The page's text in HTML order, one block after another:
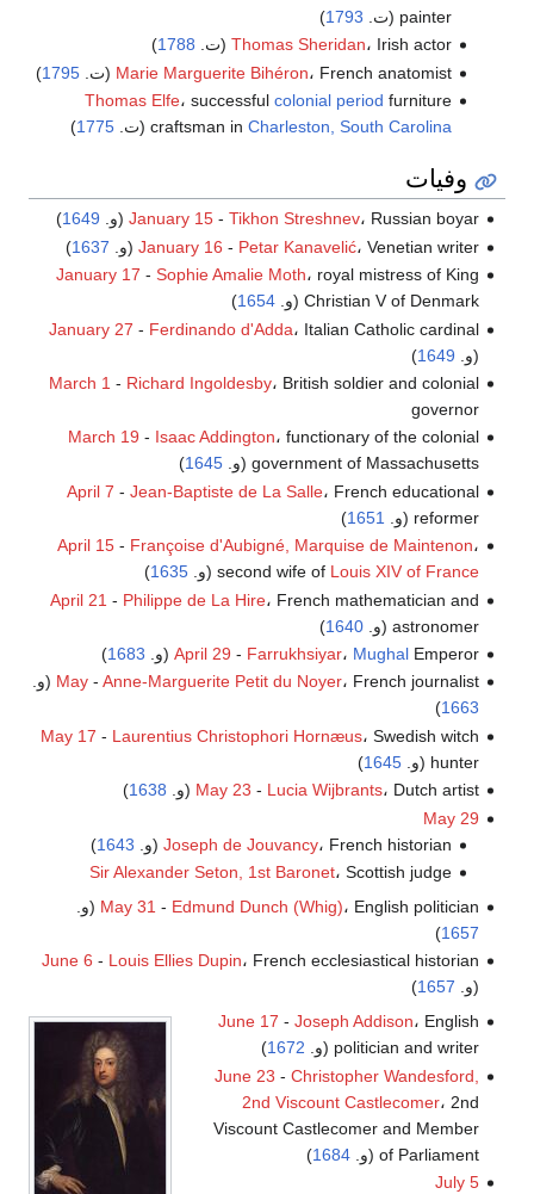
painter (ت. 1793
)
Thomas Sheridan، Irish actor (ت. 1788
)
Marie Marguerite Bihéron، French anatomist (ت. 1795
)
Thomas Elfe، successfulcolonial period furniture
craftsman inCharleston, South Carolina (ت. 1775
)
وفيات
January 15- Tikhon Streshnev، Russian boyar (و. 1649
)
January 16 - Petar Kanavelić، Venetian writer (و. 1637
)
January 17 - Sophie Amalie Moth، royal mistress of King
Christian V of Denmark (و.
1654
)
January 27 - Ferdinando d'Adda، Italian Catholic cardinal
(و. 1649
)
March 1 - Richard Ingoldesby، British soldier and colonial
governor
March 19 - Isaac Addington، functionary of the colonial
government of Massachusetts (و.
1645
)
April 7 - Jean-Baptiste de La Salle، French educational
reformer (و.
1651
)
April 15- Françoise d'Aubigné, Marquise de Maintenon،
second wife of Louis XIV of France (و.1635
)
April 21 - Philippe de La Hire، French mathematician and
astronomer (و.
1640
)
April 29 - Farrukhsiyar، MughalEmperor (و. 1683
)
May- Anne-Marguerite Petit du Noyer، French journalist (و.
1663
)
May 17 - Laurentius Christophori Hornæus، Swedish witch
hunter (و.
1645
)
May 23 - Lucia Wijbrants، Dutch artist (و. 1638
)
May 29
Joseph de Jouvancy، French historian (و. 1643
)
Sir Alexander Seton, 1st Baronet، Scottish judge
May 31 - Edmund Dunch (Whig)، English politician (و.
1657
)
June 6 - Louis Ellies Dupin، French ecclesiastical historian
(و. 1657
)
June 17 - Joseph Addison، English
politician and writer (و.
1672
)
June 23 - Christopher Wandesford,
2nd Viscount Castlecomer، 2nd
Viscount Castlecomer and Member
of Parliament (و.
1684
)
July 5